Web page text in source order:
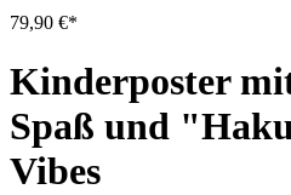
79,90 €*
Kinderposter
Spaß und
Vibes